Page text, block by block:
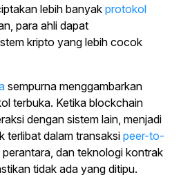
lebih banyak protokol
para ahli dapat
kripto yang lebih cocok
sempurna menggambarkan
terbuka. Ketika blockchain
dengan sistem lain, menjadi
terlibat dalam transaksi peer-to-
dan teknologi kontrak
tidak ada yang ditipu.